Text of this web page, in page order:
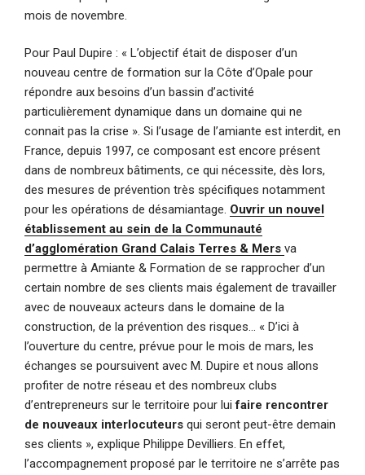
mois de novembre.
Pour Paul Dupire : « L’objectif était de disposer d’un
nouveau centre de formation sur la Côte d’Opale pour
répondre aux besoins d’un bassin d’activité
particulièrement dynamique dans un domaine qui ne
connait pas la crise ». Si l’usage de l’amiante est interdit, en
France, depuis 1997, ce composant est encore présent
dans de nombreux bâtiments, ce qui nécessite, dès lors,
des mesures de prévention très spécifiques notamment
pour les opérations de désamiantage. Ouvrir un nouvel
établissement au sein de la Communauté
d’agglomération Grand Calais Terres & Mers va
permettre à Amiante & Formation de se rapprocher d’un
certain nombre de ses clients mais également de travailler
avec de nouveaux acteurs dans le domaine de la
construction, de la prévention des risques… « D’ici à
l’ouverture du centre, prévue pour le mois de mars, les
échanges se poursuivent avec M. Dupire et nous allons
profiter de notre réseau et des nombreux clubs
d’entrepreneurs sur le territoire pour luifaire rencontrer
de nouveaux interlocuteurs qui seront peut-être demain
ses clients », explique Philippe Devilliers. En effet,
l’accompagnement proposé par le territoire ne s’arrête pas